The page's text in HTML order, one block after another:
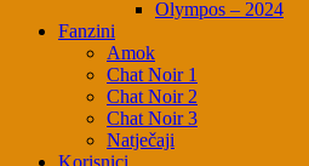
Olympos – 2024
Fanzini
Amok
Chat Noir 1
Chat Noir 2
Chat Noir 3
Natječaji